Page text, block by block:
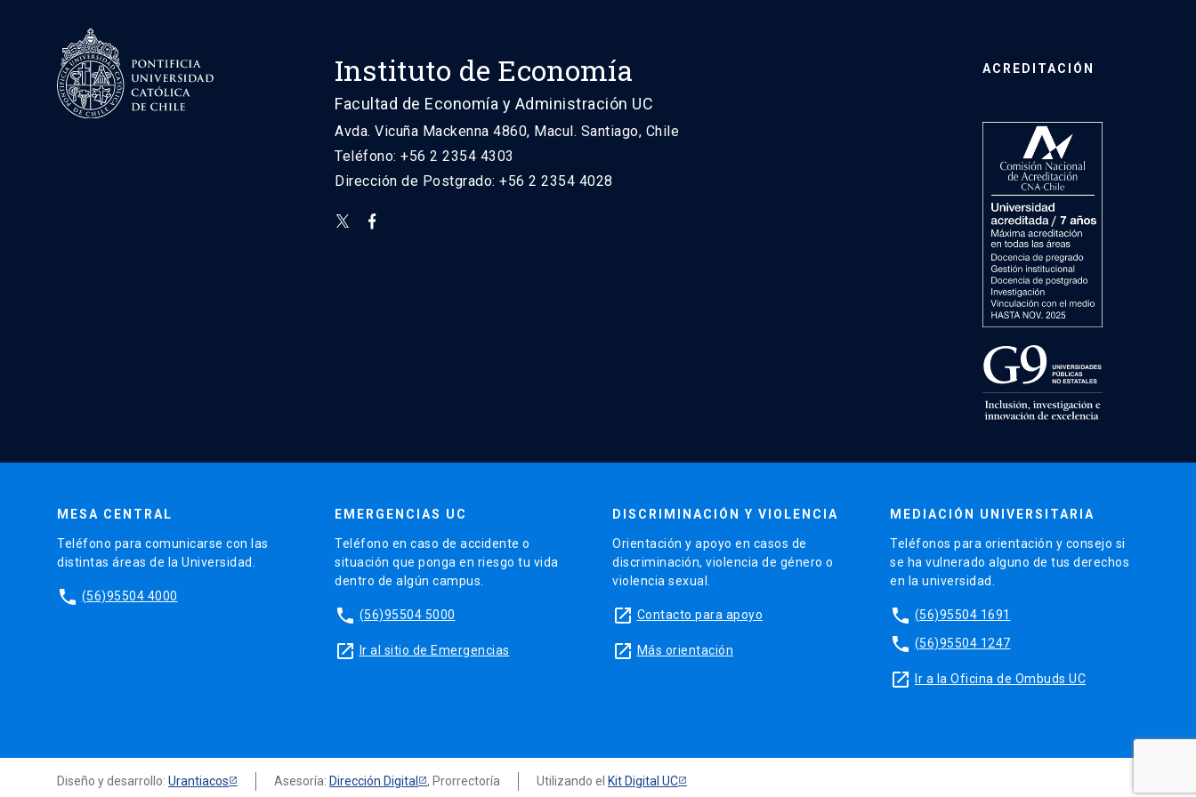
Instituto de Economía
Facultad de Economía y Administración UC
Avda. Vicuña Mackenna 4860, Macul. Santiago, Chile
Teléfono: +56 2 2354 4303
Dirección de Postgrado: +56 2 2354 4028
ACREDITACIÓN
MESA CENTRAL
Teléfono para comunicarse con las
distintas áreas de la Universidad.
phone (56)95504 4000
EMERGENCIAS UC
Teléfono en caso de accidente o
situación que ponga en riesgo tu vida
dentro de algún campus.
phone (56)95504 5000
launch Ir al sitio de Emergencias
DISCRIMINACIÓN Y VIOLENCIA
Orientación y apoyo en casos de
discriminación, violencia de género o
violencia sexual.
launch Contacto para apoyo
launch Más orientación
MEDIACIÓN UNIVERSITARIA
Teléfonos para orientación y consejo si
se ha vulnerado alguno de tus derechos
en la universidad.
phone (56)95504 1691
phone (56)95504 1247
launch Ir a la Oficina de Ombuds UC
Diseño y desarrollo: Urantiacos Asesoría: Dirección Digital , Prorrectoría Utilizando el Kit Digital UC